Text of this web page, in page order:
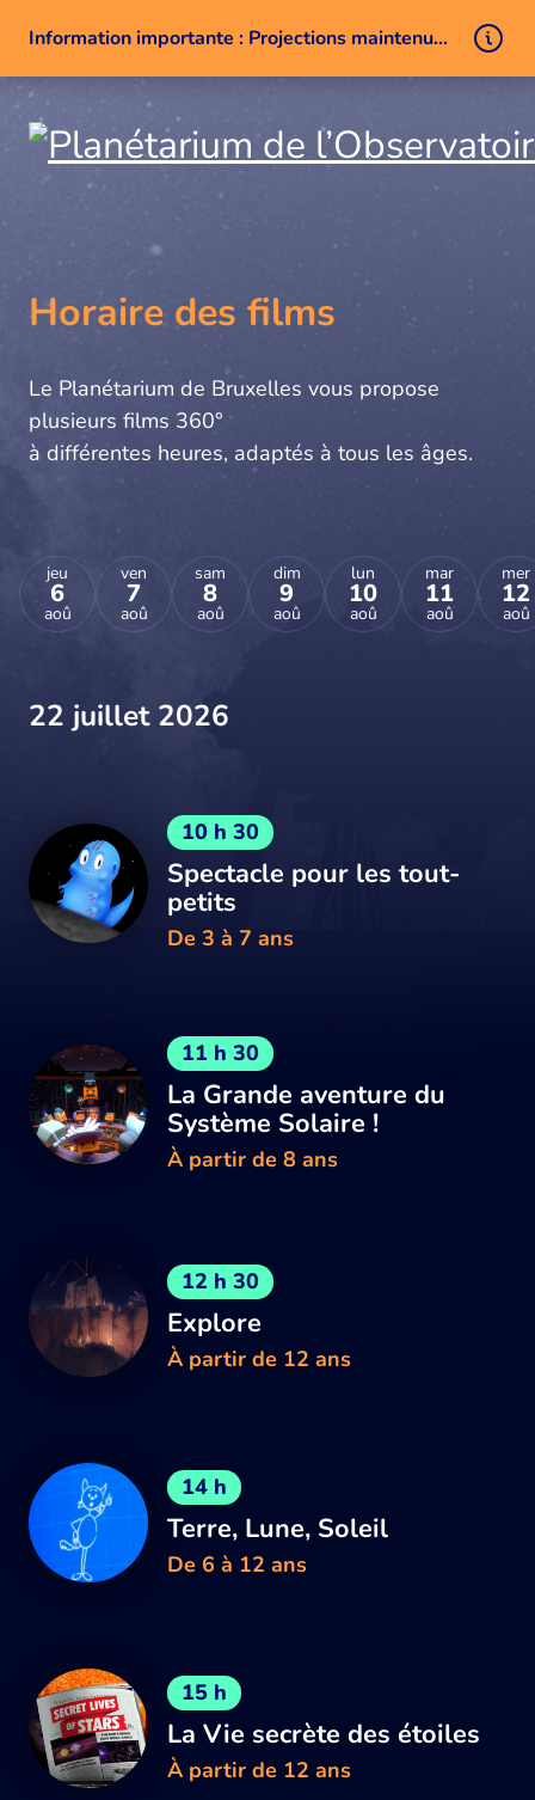
Information importante : Projections maintenues malgré un problème technique
Aller au contenu
Horaire des films
Le Planétarium de Bruxelles vous propose
plusieurs films 360°
à différentes heures, adaptés à tous les âges.
jeu
6
aoû
ven
7
aoû
sam
8
aoû
dim
9
aoû
lun
10
aoû
mar
11
aoû
mer
12
aoû
22 juillet 2026
10 h 30
Spectacle pour les tout-
petits
De 3 à 7 ans
11 h 30
La Grande aventure du
Système Solaire !
À partir de 8 ans
12 h 30
Explore
À partir de 12 ans
14 h
Terre, Lune, Soleil
De 6 à 12 ans
15 h
La Vie secrète des étoiles
À partir de 12 ans